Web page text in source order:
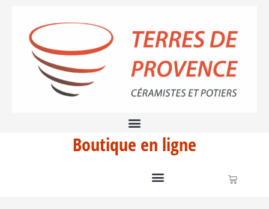
contenu
Boutique en ligne
Panier